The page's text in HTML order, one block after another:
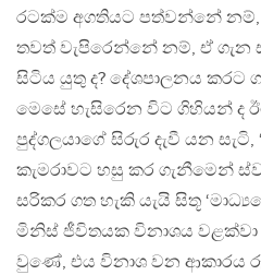
රටක්ම අගතියට පත්වන්නේ නම්,
තවත් වැපිරෙන්නේ නම්, ඒ ගැන
සිටිය යුතු ද? දේශපාලනය කරට
මෙසේ හැසිරෙන විට ගිහියන් ද
පුද්ගලයාගේ සිරුර දැවී යන සැටි,
කැමරාවට හසු කර ගැනීමෙන්
සරිකර ගත හැකි යැයි සිතූ
මිනිස් ජීවිතයක විනාශය
වුණේ, එය විනාශ වන ආකාරය